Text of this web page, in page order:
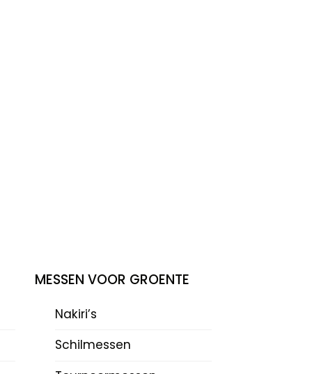
MESSEN VOOR GROENTE
Nakiri’s
Schilmessen